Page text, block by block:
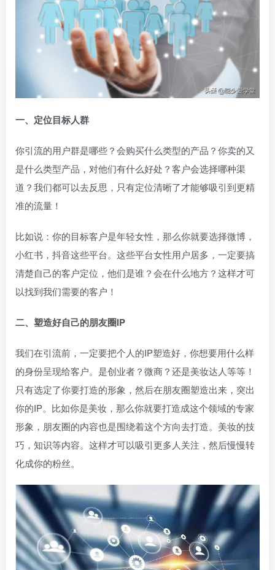
一、定位目标人群
你引流的用户群是哪些？会购买什么类型的产品？你卖的又
是什么类型产品，对他们有什么好处？客户会选择哪种渠
道？我们都可以去反思，只有定位清晰了才能够吸引到更精
准的流量！
比如说：你的目标客户是年轻女性，那么你就要选择微博，
小红书，抖音这些平台。这些平台女性用户居多，一定要搞
清楚自己的客户定位，他们是谁？会在什么地方？这样才可
以找到我们需要的客户！
二、塑造好自己的朋友圈IP
我们在引流前，一定要把个人的IP塑造好，你想要用什么样
的身份呈现给客户。是创业者？微商？还是美妆达人等等！
只有选定了你要打造的形象，然后在朋友圈塑造出来，突出
你的IP。比如你是美妆，那么你就要打造成这个领域的专家
形象，朋友圈的内容也是围绕着这个方向去打造。美妆的技
巧，知识等内容。这样才可以吸引更多人关注，然后慢慢转
化成你的粉丝。